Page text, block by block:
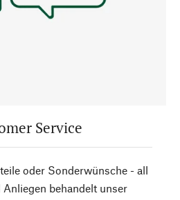
Service
oder Sonderwünsche - all
Anliegen behandelt unser